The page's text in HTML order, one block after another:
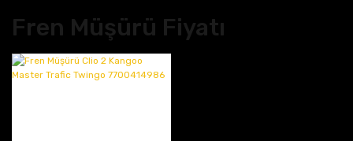
Fren Müşürü Fiyatı